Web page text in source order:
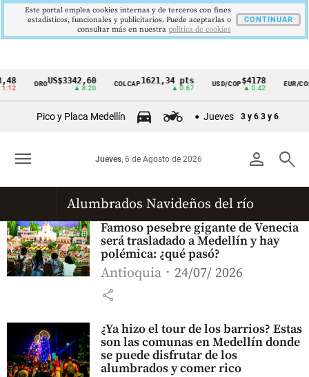
Cintillo
Colombia
OROUS$3342,60
▲ 8.20
COLCAP1621,34 pts
▲ 0.67
USD/COP$4178
▲ 0.42
EUR/COP
Pico y Placa Medellín Jueves 3 y 6 3 y 6
person search
Jueves, 6 de Agosto de 2026
menu
Alumbrados Navideños del río
Famoso pesebre gigante de Venecia
será trasladado a Medellín y hay
polémica: ¿qué pasó?
Antioquia 24/07/ 2026
share
¿Ya hizo el tour de los barrios? Estas
son las comunas en Medellín donde
se puede disfrutar de los
alumbrados y comer rico
Este portal emplea cookies internas y de terceros con fines
estadísticos, funcionales y publicitarios. Puede aceptarlas o
consultar más en nuestra politica de cookies
CONTINUAR